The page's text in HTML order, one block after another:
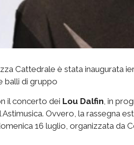
Cattedrale è stata inaugurata
balli di gruppo
il concerto dei Lou Dalfin , in
Ovvero, la rassegna
16 luglio, organizzata da